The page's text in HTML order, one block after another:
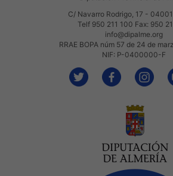
C/ Navarro Rodrigo, 17 -
Telf 950 211 100 Fax: 950
info@dipalme.org
RRAE BOPA núm 57 de 24 de
NIF: P-0400000-F